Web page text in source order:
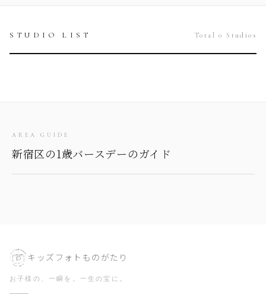
STUDIO LIST Total 0 Studios
AREA GUIDE
新宿区の1歳バースデーのガイド
キッズフォトものがたり
お子様の、一瞬を。一生の宝に。